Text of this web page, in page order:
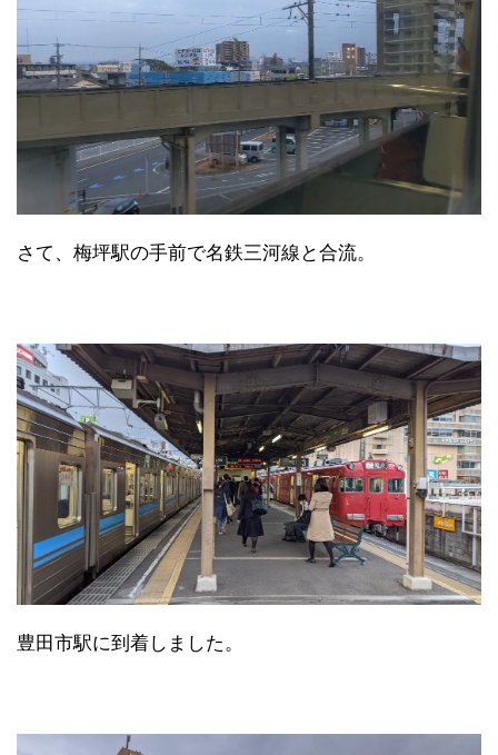
さて、梅坪駅の手前で名鉄三河線と合流。
豊田市駅に到着しました。